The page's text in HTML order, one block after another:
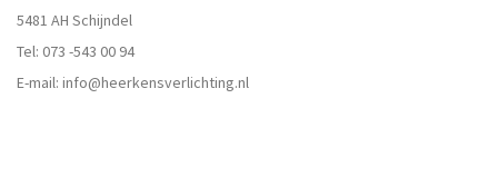
5481 AH Schijndel
Tel: 073 -543 00 94
E-mail: info@heerkensverlichting.nl